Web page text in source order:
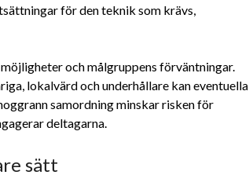
för den teknik som krävs,
och målgruppens förväntningar.
lokalvärd och underhållare kan eventuella
samordning minskar risken för
deltagarna.
sätt